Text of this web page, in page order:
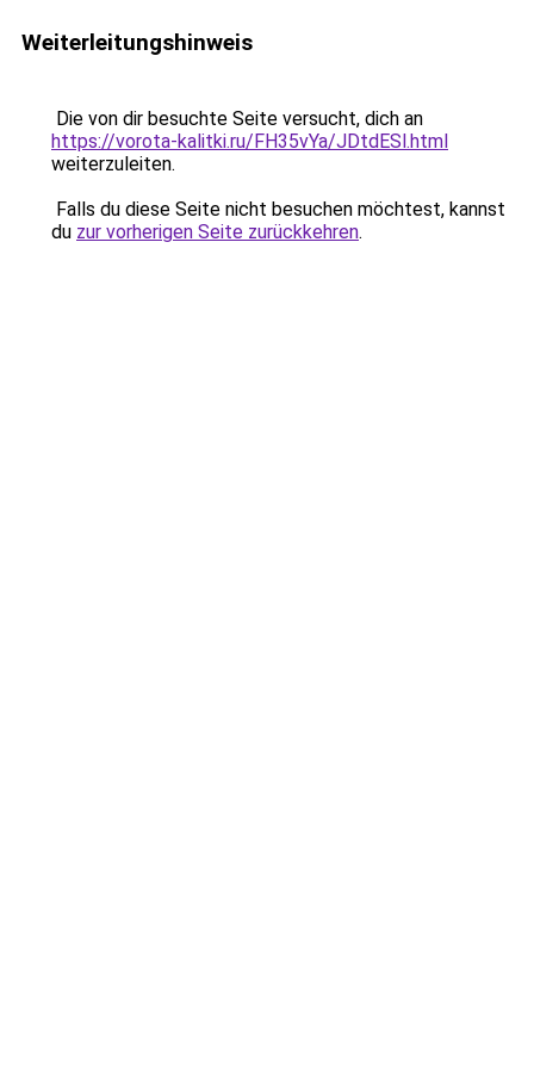
Weiterleitungshinweis
Die von dir besuchte Seite versucht, dich an
https://vorota-kalitki.ru/FH35vYa/JDtdESl.html
weiterzuleiten.
Falls du diese Seite nicht besuchen möchtest, kannst
du zur vorherigen Seite zurückkehren.